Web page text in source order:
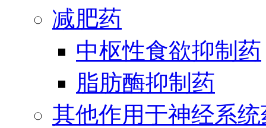
减肥药
中枢性食欲抑制药
脂肪酶抑制药
其他作用于神经系统